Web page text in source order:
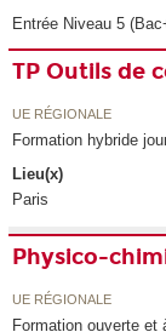
Entrée Niveau 5
TP Outils de
UE RÉGIONALE
Formation hybride
Lieu(x)
Paris
Physico-
UE RÉGIONALE
Formation ouverte et